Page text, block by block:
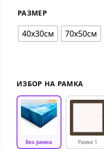
РАЗМЕР
40х30см 70х50см
ИЗБОР НА РАМКА
Без рамка Рамка 1